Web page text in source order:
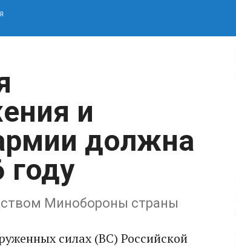
и
должна
году
Минобороны страны
силах (ВС) Российской